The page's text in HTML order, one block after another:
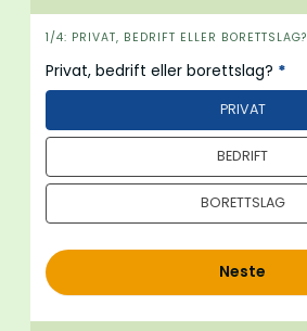
i
n
n
o
d
1/4: PRIVAT, BEDRIFT ELLER BORETTSLAG?
Privat, bedrift eller borettslag? *
PRIVAT
BEDRIFT
BORETTSLAG
Neste